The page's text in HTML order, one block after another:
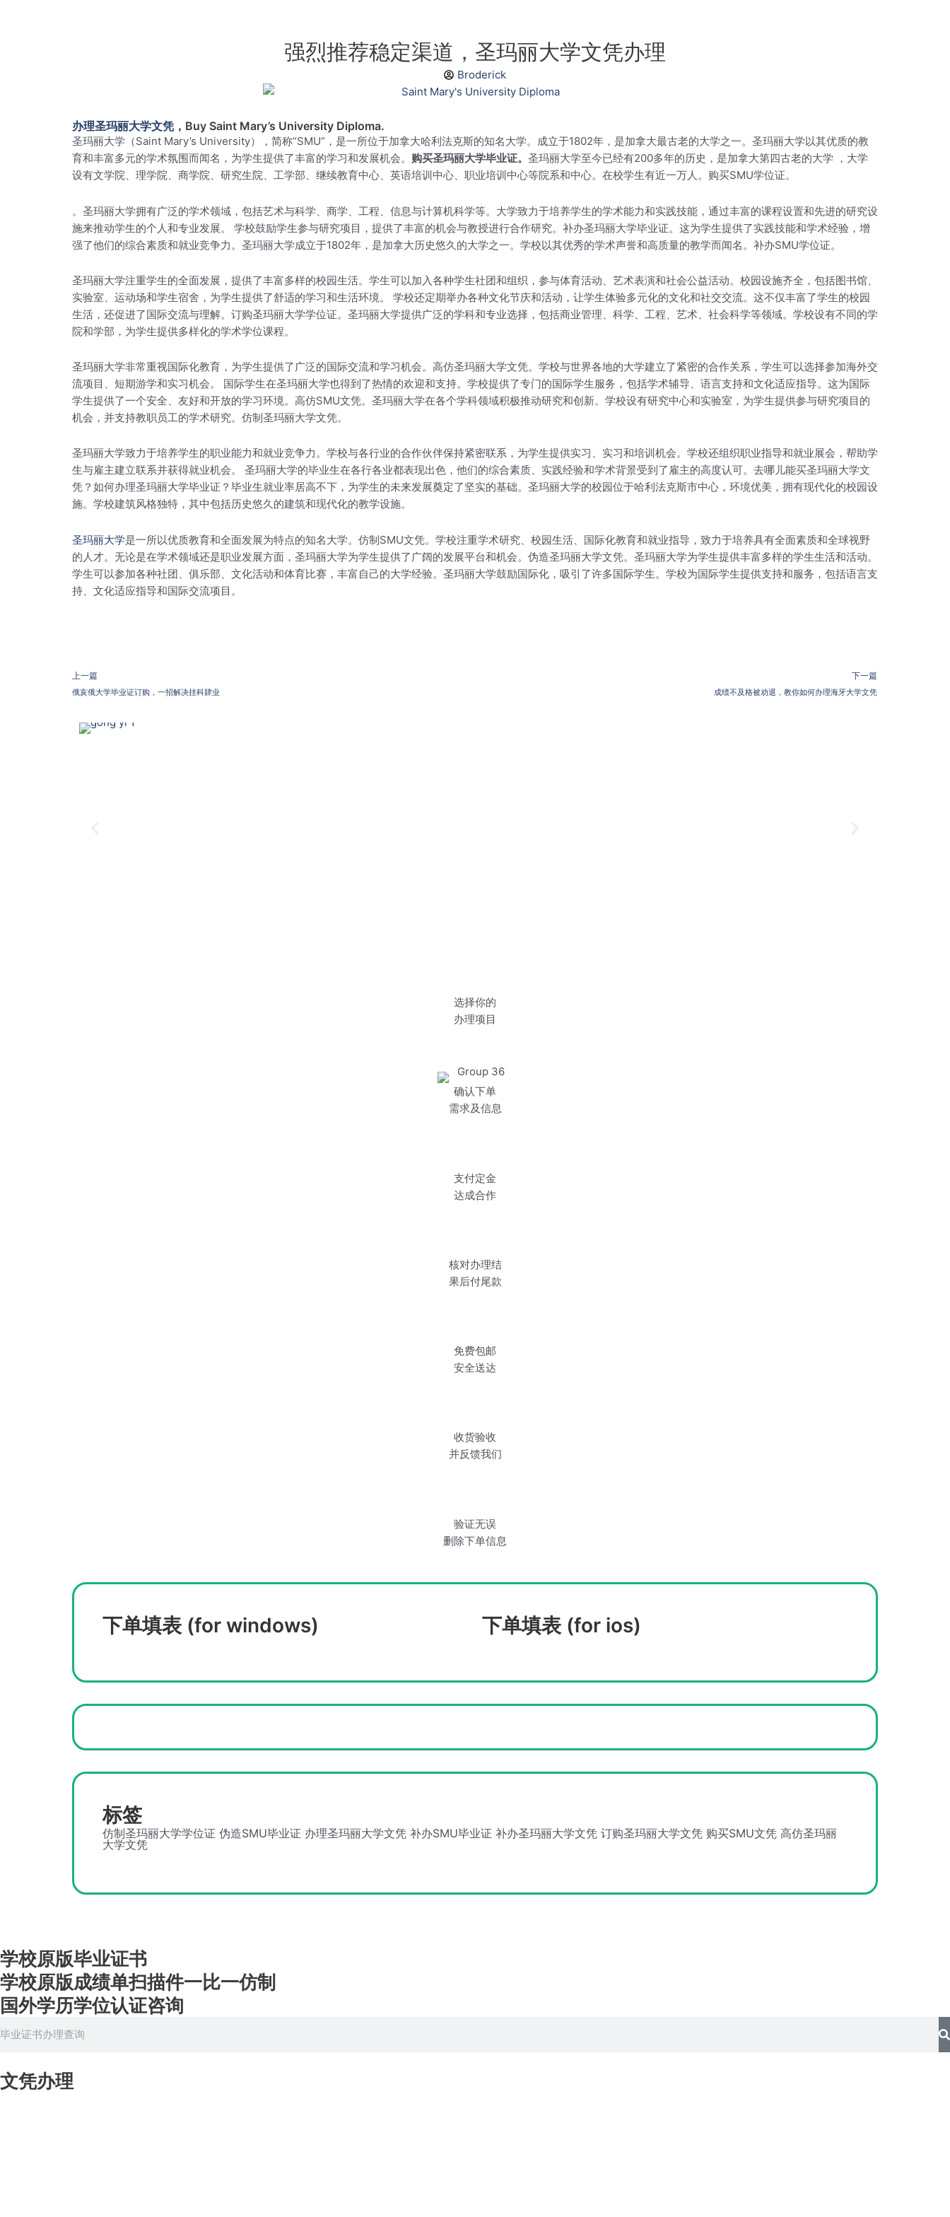
强烈推荐稳定渠道，圣玛丽大学文凭办理
Broderick
办理圣玛丽大学文凭 ，Buy Saint Mary’s University Diploma.
圣玛丽大学（Saint Mary’s University），简称“SMU”，是一所位于加拿大哈利法克斯的知名大学。成立于1802年，是加拿大最古老的大学之一。圣玛丽大学以其优质的教
育和丰富多元的学术氛围而闻名，为学生提供了丰富的学习和发展机会。 购买圣玛丽大学毕业证。 圣玛丽大学至今已经有200多年的历史，是加拿大第四古老的大学 ，大学
设有文学院、理学院、商学院、研究生院、工学部、继续教育中心、英语培训中心、职业培训中心等院系和中心。在校学生有近一万人。购买SMU学位证。
。圣玛丽大学拥有广泛的学术领域，包括艺术与科学、商学、工程、信息与计算机科学等。大学致力于培养学生的学术能力和实践技能，通过丰富的课程设置和先进的研究设
施来推动学生的个人和专业发展。 学校鼓励学生参与研究项目，提供了丰富的机会与教授进行合作研究。补办圣玛丽大学毕业证。这为学生提供了实践技能和学术经验，增
强了他们的综合素质和就业竞争力。圣玛丽大学成立于1802年，是加拿大历史悠久的大学之一。学校以其优秀的学术声誉和高质量的教学而闻名。补办SMU学位证。
圣玛丽大学注重学生的全面发展，提供了丰富多样的校园生活。学生可以加入各种学生社团和组织，参与体育活动、艺术表演和社会公益活动。校园设施齐全，包括图书馆、
实验室、运动场和学生宿舍，为学生提供了舒适的学习和生活环境。 学校还定期举办各种文化节庆和活动，让学生体验多元化的文化和社交交流。这不仅丰富了学生的校园
生活，还促进了国际交流与理解。订购圣玛丽大学学位证。圣玛丽大学提供广泛的学科和专业选择，包括商业管理、科学、工程、艺术、社会科学等领域。学校设有不同的学
院和学部，为学生提供多样化的学术学位课程。
圣玛丽大学非常重视国际化教育，为学生提供了广泛的国际交流和学习机会。高仿圣玛丽大学文凭。学校与世界各地的大学建立了紧密的合作关系，学生可以选择参加海外交
流项目、短期游学和实习机会。 国际学生在圣玛丽大学也得到了热情的欢迎和支持。学校提供了专门的国际学生服务，包括学术辅导、语言支持和文化适应指导。这为国际
学生提供了一个安全、友好和开放的学习环境。高仿SMU文凭。圣玛丽大学在各个学科领域积极推动研究和创新。学校设有研究中心和实验室，为学生提供参与研究项目的
机会，并支持教职员工的学术研究。仿制圣玛丽大学文凭。
圣玛丽大学致力于培养学生的职业能力和就业竞争力。学校与各行业的合作伙伴保持紧密联系，为学生提供实习、实习和培训机会。学校还组织职业指导和就业展会，帮助学
生与雇主建立联系并获得就业机会。 圣玛丽大学的毕业生在各行各业都表现出色，他们的综合素质、实践经验和学术背景受到了雇主的高度认可。去哪儿能买圣玛丽大学文
凭？如何办理圣玛丽大学毕业证？毕业生就业率居高不下，为学生的未来发展奠定了坚实的基础。圣玛丽大学的校园位于哈利法克斯市中心，环境优美，拥有现代化的校园设
施。学校建筑风格独特，其中包括历史悠久的建筑和现代化的教学设施。
圣玛丽大学是一所以优质教育和全面发展为特点的知名大学。仿制SMU文凭。学校注重学术研究、校园生活、国际化教育和就业指导，致力于培养具有全面素质和全球视野
的人才。无论是在学术领域还是职业发展方面，圣玛丽大学为学生提供了广阔的发展平台和机会。伪造圣玛丽大学文凭。圣玛丽大学为学生提供丰富多样的学生生活和活动。
学生可以参加各种社团、俱乐部、文化活动和体育比赛，丰富自己的大学经验。圣玛丽大学鼓励国际化，吸引了许多国际学生。学校为国际学生提供支持和服务，包括语言支
持、文化适应指导和国际交流项目。
上一篇
俄亥俄大学毕业证订购，一招解决挂科肄业
下一篇
成绩不及格被劝退，教你如何办理海牙大学文凭
选择你的
办理项目
确认下单
需求及信息
支付定金
达成合作
核对办理结
果后付尾款
免费包邮
安全送达
收货验收
并反馈我们
验证无误
删除下单信息
下单填表 (for windows) 下单填表 (for ios)
标签
仿制圣玛丽大学学位证 伪造SMU毕业证 办理圣玛丽大学文凭 补办SMU毕业证 补办圣玛丽大学文凭 订购圣玛丽大学文凭 购买SMU文凭 高仿圣玛丽
大学文凭
学校原版毕业证书
学校原版成绩单扫描件一比一仿制
国外学历学位认证咨询
文凭办理